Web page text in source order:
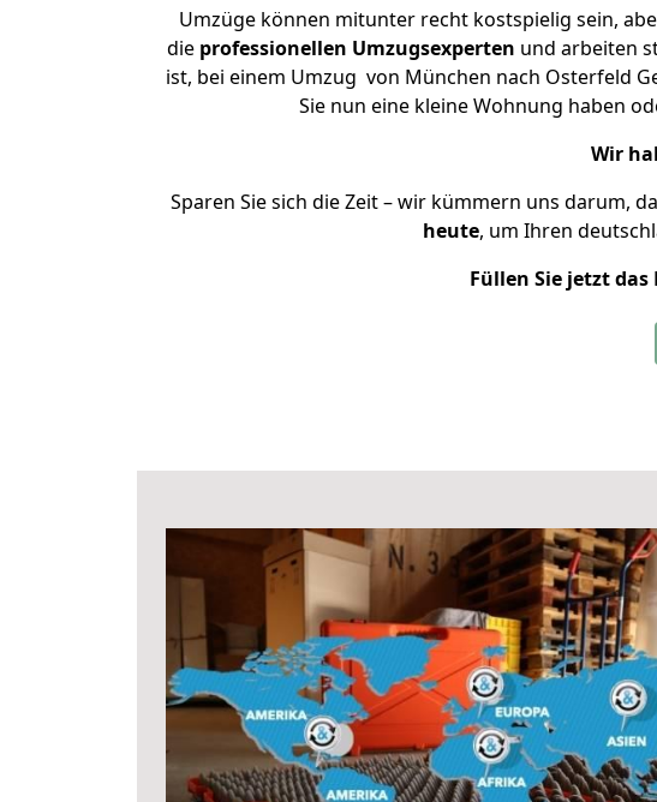
Umzüge können mitunter recht kostspielig sein,
die professionellen Umzugsexperten und arbeiten
ist, bei einem Umzug von München nach Osterfeld
Sie nun eine kleine Wohnung haben
Wir
Sparen Sie sich die Zeit – wir kümmern uns darum,
heute, um Ihren
Füllen Sie jetzt